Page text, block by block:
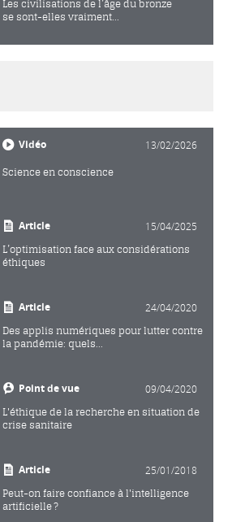
Les civilisations de l’âge du bronze
se sont-elles vraiment...
Vidéo 13/02/2026
Science en conscience
Article 15/04/2025
L’optimisation face aux considérations
éthiques
Article 24/04/2020
Des applis numériques pour lutter contre
la pandémie: quels...
Point de vue 09/04/2020
L'éthique de la recherche en situation de
crise sanitaire
Article 25/01/2018
Peut-on faire confiance à l'intelligence
artificielle ?